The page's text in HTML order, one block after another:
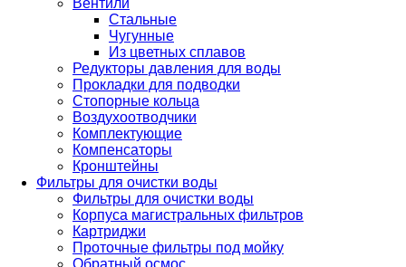
Вентили
Стальные
Чугунные
Из цветных сплавов
Редукторы давления для воды
Прокладки для подводки
Стопорные кольца
Воздухоотводчики
Комплектующие
Компенсаторы
Кронштейны
Фильтры для очистки воды
Фильтры для очистки воды
Корпуса магистральных фильтров
Картриджи
Проточные фильтры под мойку